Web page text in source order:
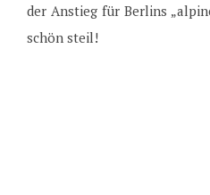
der Anstieg für Berlins
schön steil!